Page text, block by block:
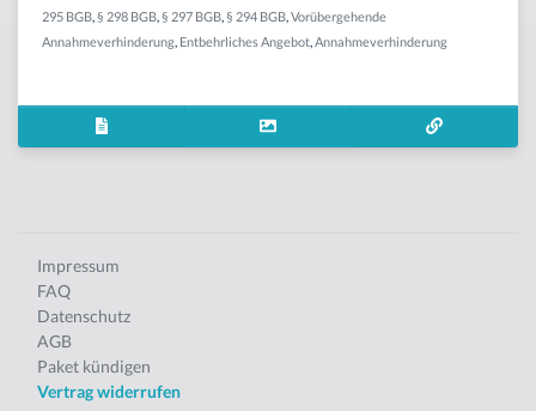
295 BGB § 298 BGB § 297 BGB § 294 BGB Vorübergehende
Annahmeverhinderung Entbehrliches Angebot Annahmeverhinderung
Impressum
FAQ
Datenschutz
AGB
Paket kündigen
Vertrag widerrufen